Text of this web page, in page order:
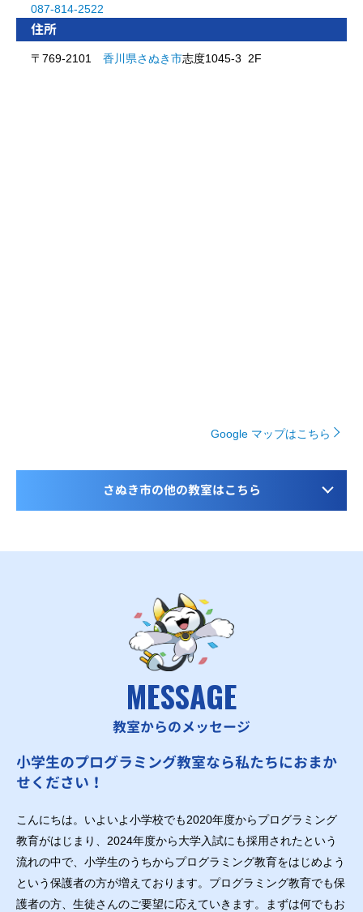
087-814-2522
住所
〒769-2101 香川県さぬき市志度1045-3 2F
Google マップはこちら
さぬき市の他の教室はこちら
MESSAGE
教室からのメッセージ
小学生のプログラミング教室なら私たちにおまか
せください！
こんにちは。いよいよ小学校でも2020年度からプログラミング
教育がはじまり、2024年度から大学入試にも採用されたという
流れの中で、小学生のうちからプログラミング教育をはじめよう
という保護者の方が増えております。プログラミング教育でも保
護者の方、生徒さんのご要望に応えていきます。まずは何でもお